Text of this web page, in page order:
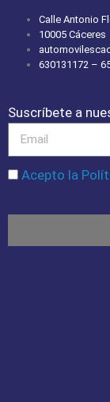
Calle Antonio
10005 Cáceres
630131172 –
Suscríbete a
Acepto la